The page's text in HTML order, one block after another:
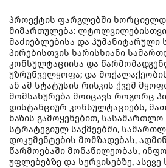
პროექტის ფარგლებში
მიმართულება:
მაძიებლებისა და ჰუმანიტარული
პირებისთვის ხარისხიანი
კონსულტაციისა და
უზრუნველყოფა; და
ან ამ სტატუსის რისკის ქვეშ
მომსახურება მოიცავს როგორც
დისტანციურ კონსულტაციებს,
ხაზის გამოყენებით,
სტრატეგიულ საქმეებში,
დოკუმენტების მომზადებას,
წარმოებაში მონაწილეობას,
უფლებებზე და სერვისებზე,